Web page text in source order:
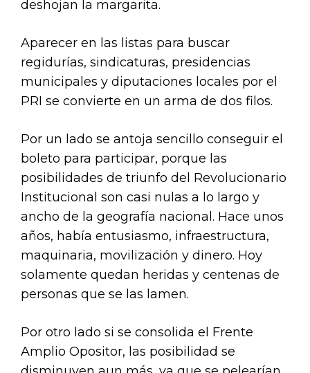
deshojan la margarita.
Aparecer en las listas para buscar
regidurías, sindicaturas, presidencias
municipales y diputaciones locales por el
PRI se convierte en un arma de dos filos.
Por un lado se antoja sencillo conseguir el
boleto para participar, porque las
posibilidades de triunfo del Revolucionario
Institucional son casi nulas a lo largo y
ancho de la geografía nacional. Hace unos
años, había entusiasmo, infraestructura,
maquinaria, movilización y dinero. Hoy
solamente quedan heridas y centenas de
personas que se las lamen.
Por otro lado si se consolida el Frente
Amplio Opositor, las posibilidad se